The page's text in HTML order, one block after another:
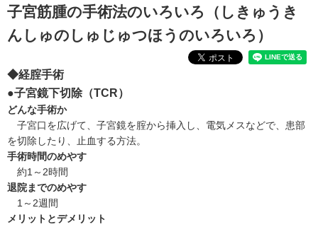
子宮筋腫の手術法のいろいろ
（しきゅうき
んしゅのしゅじゅつほうのいろいろ）
◆経腟手術
●子宮鏡下切除（TCR）
どんな手術か
子宮口を広げて、子宮鏡を腟から挿入し、電気メスなどで、患部
を切除したり、止血する方法。
手術時間のめやす
約1～2時間
退院までのめやす
1～2週間
メリットとデメリット